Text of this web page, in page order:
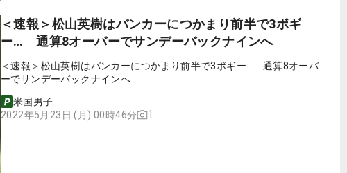
＜速報＞松山英樹はバンカーにつかまり前半で3ボギ
ー… 通算8オーバーでサンデーバックナインへ
＜速報＞松山英樹はバンカーにつかまり前半で3ボギー… 通算8オーバ
ーでサンデーバックナインへ
米国男子
2022年5月23日 (月) 00時46分
1